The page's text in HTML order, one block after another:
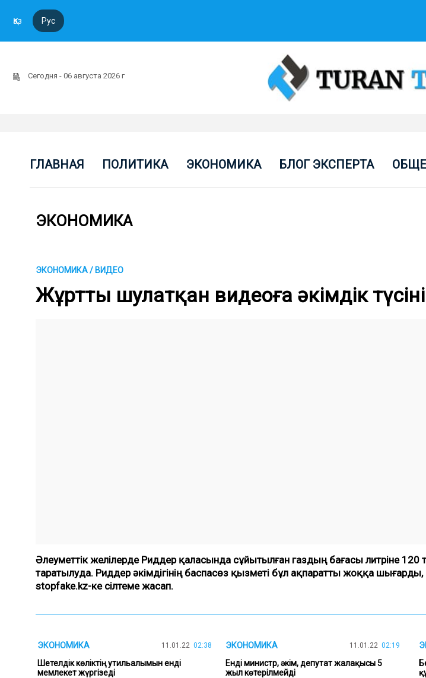
Қаз Рус
Сегодня - 06 августа 2026 г
ГЛАВНАЯ ПОЛИТИКА ЭКОНОМИКА БЛОГ ЭКСПЕРТА
ЭКОНОМИКА
ЭКОНОМИКА / ВИДЕО
Жұртты шулатқан видеоға әкімдік
Әлеуметтік желілерде Риддер қаласында сұйытылған газдың бағасы литріне 120
таратылуда. Риддер әкімдігінің баспасөз қызметі бұл ақпаратты жоққа шығарды,
stopfake.kz-ке сілтеме жасап.
ЭКОНОМИКА 11.01.22 02:38
Шетелдік көліктің утильалымын енді
мемлекет жүргізеді
ЭКОНОМИКА 11.01.22 02:19
Енді министр, әкім, депутат жалақысы 5
жыл көтерілмейді